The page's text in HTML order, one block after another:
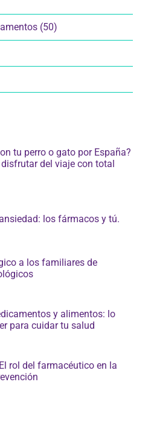
(50)
tu perro o gato por España?
del viaje con total
los fármacos y tú.
a los familiares de
y alimentos: lo
para cuidar tu salud
rol del farmacéutico en la